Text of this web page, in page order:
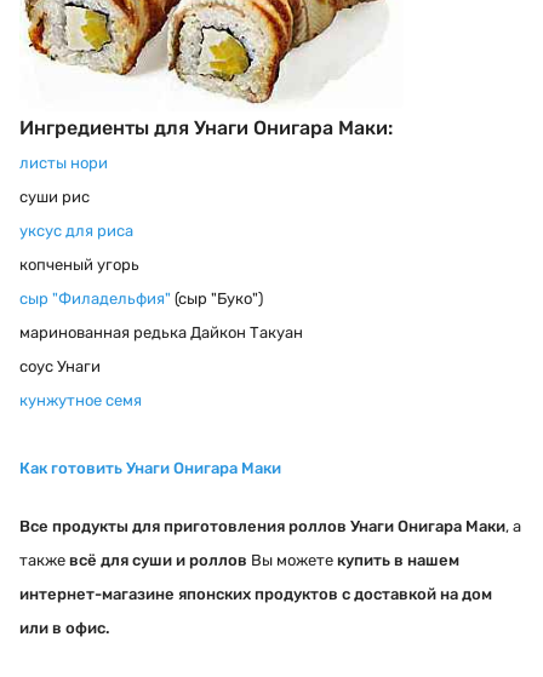
Ингредиенты для Унаги Онигара Маки:
листы нори
суши рис
уксус для риса
копченый угорь
сыр "Филадельфия" (сыр "Буко")
маринованная редька Дайкон Такуан
соус Унаги
кунжутное семя
Как готовить Унаги Онигара Маки
Все продукты для приготовления роллов Унаги Онигара Маки, а
также всё для суши и роллов Вы можете купить в нашем
интернет-магазине японских продуктов с доставкой на дом
или в офис.